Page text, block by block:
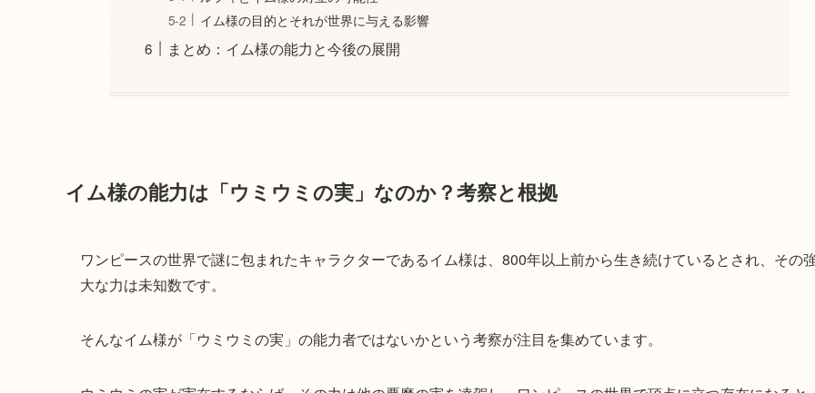
イム様の目的とそれが世界に与える影響
まとめ：イム様の能力と今後の展開
イム様の能力は「ウミウミの実」なのか？考察と根拠
ワンピースの世界で謎に包まれたキャラクターであるイム様は、800年以上前から生き続けているとされ、その
大な力は未知数です。
そんなイム様が「ウミウミの実」の能力者ではないかという考察が注目を集めています。